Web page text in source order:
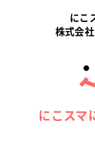
にこスマに
サポートセ
お客さまの
にこ
株式会
にこスマ